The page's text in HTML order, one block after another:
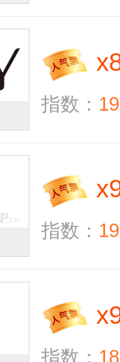
x
指数：
x
指数：
x
指数：